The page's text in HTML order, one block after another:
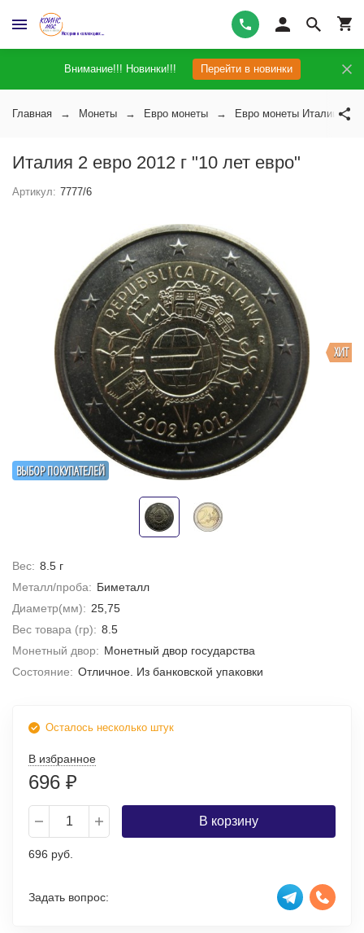
Внимание!!! Новинки!!! Перейти в новинки
Главная Монеты Евро монеты Евро монеты Италии
Италия 2 евро 2012 г "10 лет евро"
Артикул: 7777/6
ВЫБОР ПОКУПАТЕЛЕЙ
ХИТ
Вес: 8.5 г
Металл/проба: Биметалл
Диаметр(мм): 25,75
Вес товара (гр): 8.5
Монетный двор: Монетный двор государства
Состояние: Отличное. Из банковской упаковки
Осталось несколько штук
В избранное
696 ₽
В корзину
696 руб.
Задать вопрос: